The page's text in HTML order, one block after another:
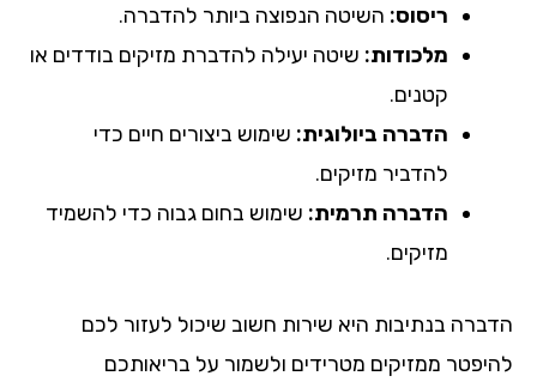
ריסוס: השיטה הנפוצה ביותר להדברה.
מלכודות: שיטה יעילה להדברת מזיקים בודדים או
קטנים.
הדברה ביולוגית: שימוש ביצורים חיים כדי
להדביר מזיקים.
הדברה תרמית: שימוש בחום גבוה כדי להשמיד
מזיקים.
הדברה בנתיבות היא שירות חשוב שיכול לעזור לכם
להיפטר ממזיקים מטרידים ולשמור על בריאותכם